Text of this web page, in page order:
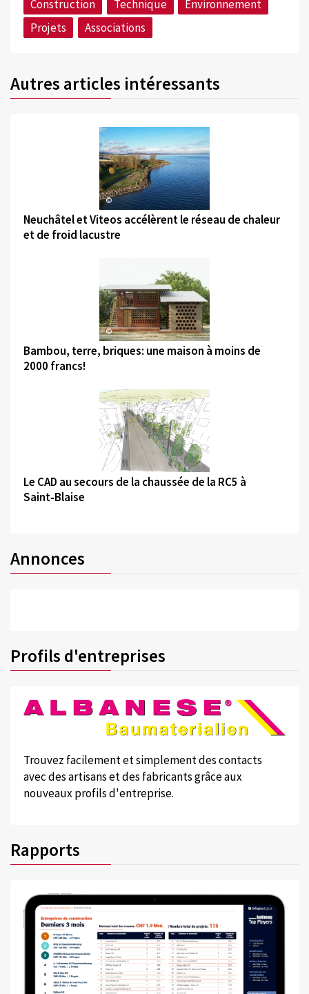
Construction Technique
Environnement
Projets
Associations
Autres articles intéressants
©
Neuchâtel et Viteos accélèrent le réseau de chaleur
et de froid lacustre
©
Bambou, terre, briques: une maison à moins de
2000 francs!
©
Le CAD au secours de la chaussée de la RC5 à
Saint‑Blaise
Annonces
Profils d'entreprises
Trouvez facilement et simplement des contacts
avec des artisans et des fabricants grâce aux
nouveaux profils d'entreprise.
Rapports